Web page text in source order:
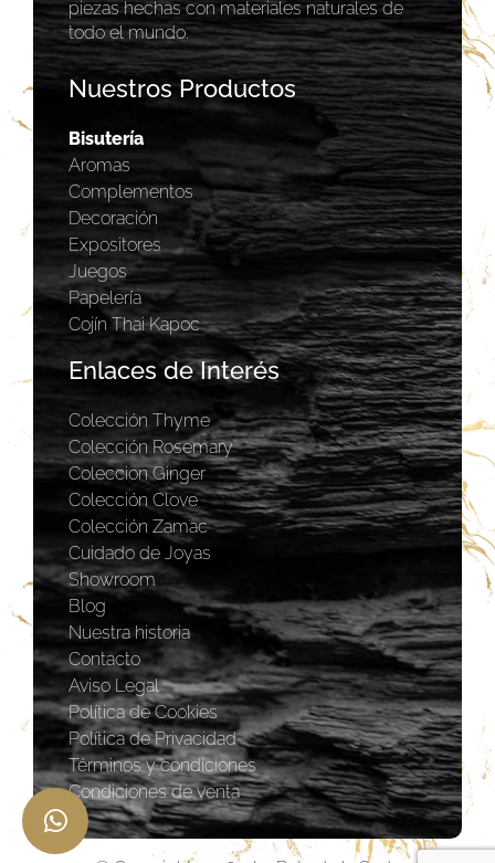
piezas hechas con materiales naturales de
todo el mundo.
Nuestros Productos
Bisutería
Aromas
Complementos
Decoración
Expositores
Juegos
Papelería
Cojín Thai Kapoc
Enlaces de Interés
Colección Thyme
Colección Rosemary
Coleccion Ginger
Colección Clove
Colección Zamac
Cuidado de Joyas
Showroom
Blog
Nuestra historia
Contacto
Aviso Legal
Política de Cookies
Política de Privacidad
Términos y condiciones
Condiciones de venta